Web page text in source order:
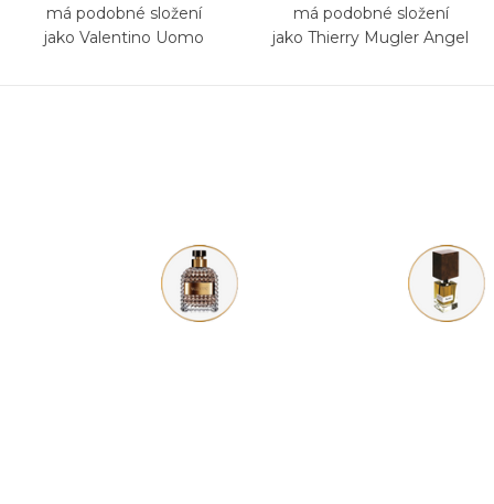
má podobné složení
jako Valentino Uomo
má podobné složení
jako Thierry Mugler Angel